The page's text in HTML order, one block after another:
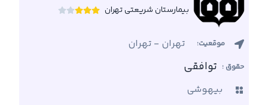
بیمارستان شریعتی تهران
موقعیت: تهران- تهران
حقوق : توافقی
بیهوشی